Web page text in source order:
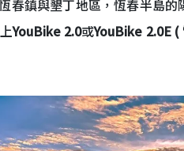
春鎮與墾丁地區，恆春半島
YouBike 2.0或YouBike 2.0E (